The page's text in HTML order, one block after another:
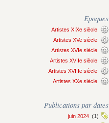
Epoques
Artistes XIXe siècle
Artistes XVe siècle
Artistes XVIe siècle
Artistes XVIIe siècle
Artistes XVIIIe siècle
Artistes XXe siècle
Publications par dates
juin 2024 (1)